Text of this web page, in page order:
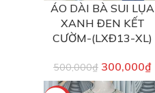
ÁO DÀI BÀ SUI LỤA
XANH ĐEN KẾT
CƯỜM-(LXĐ13-XL)
500,000₫ 300,000₫